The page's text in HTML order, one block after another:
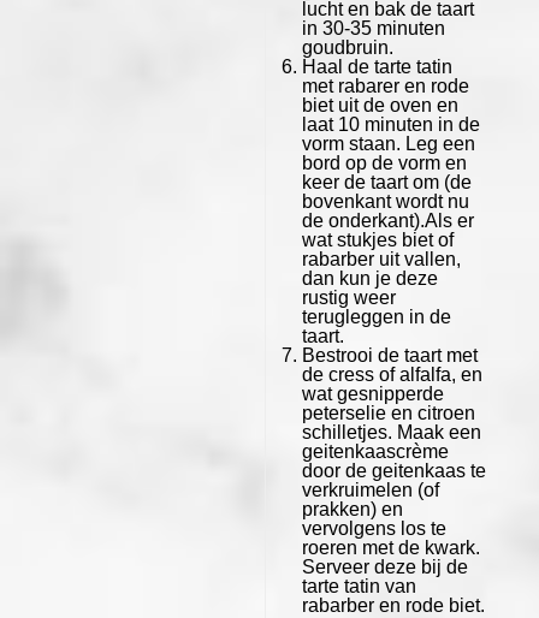
lucht en bak de taart
in 30-35 minuten
goudbruin.
Haal de tarte tatin
met rabarer en rode
biet uit de oven en
laat 10 minuten in de
vorm staan. Leg een
bord op de vorm en
keer de taart om (de
bovenkant wordt nu
de onderkant).Als er
wat stukjes biet of
rabarber uit vallen,
dan kun je deze
rustig weer
terugleggen in de
taart.
Bestrooi de taart met
de cress of alfalfa, en
wat gesnipperde
peterselie en citroen
schilletjes. Maak een
geitenkaascrème
door de geitenkaas te
verkruimelen (of
prakken) en
vervolgens los te
roeren met de kwark.
Serveer deze bij de
tarte tatin van
rabarber en rode biet.